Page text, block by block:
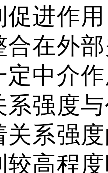
促进作
合在外
定中介
系强度
关系强
较高程